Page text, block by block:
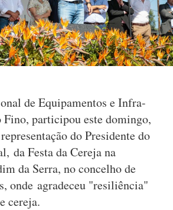
de Equipamentos e Infra-
Fino, participou este domingo,
do Presidente do
da Festa da Cereja na
da Serra, no concelho de
onde agradeceu "resiliência"
cereja.